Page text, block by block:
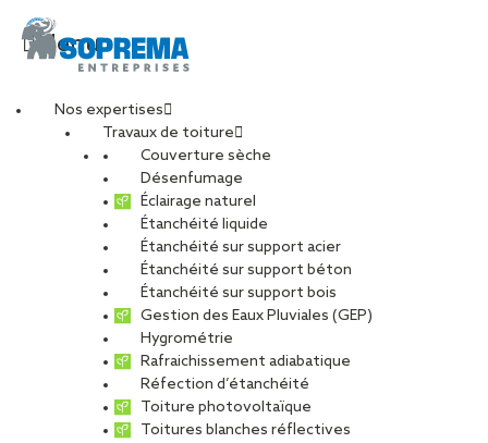
Menu
Nos expertises
Travaux de toiture
Couverture sèche
Désenfumage
Éclairage naturel
Étanchéité liquide
Étanchéité sur support acier
Étanchéité sur support béton
Étanchéité sur support bois
Gestion des Eaux Pluviales (GEP)
Hygrométrie
Rafraichissement adiabatique
Réfection d’étanchéité
Toiture photovoltaïque
Toitures blanches réflectives
Avec accentuation-
Bruit-min
PARTAGER